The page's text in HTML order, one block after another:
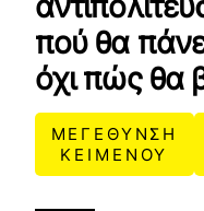
πού θα
όχι πώς θα
ΜΕΓΕΘΥΝΣΗ
ΚΕΙΜΕΝΟΥ